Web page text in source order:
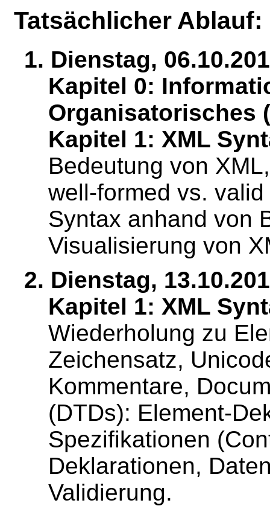
Tatsächlicher Ablauf:
1. Dienstag,
Kapitel 0:
Organisatorisches
Kapitel 1: XML
Bedeutung von
well-formed vs.
Syntax anhand von
Visualisierung von
2. Dienstag,
Kapitel 1: XML
Wiederholung zu
Zeichensatz,
Kommentare,
(DTDs): Element-
Spezifikationen
Deklarationen,
Validierung.